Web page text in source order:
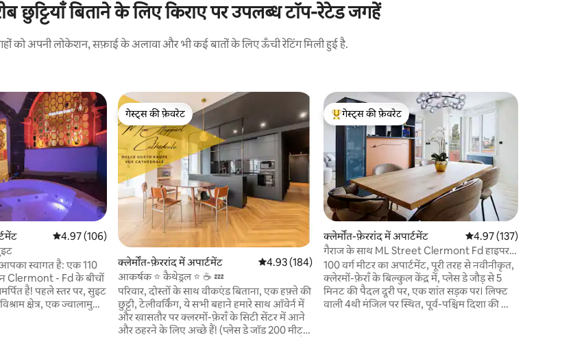
बिताने के लिए किराए पर उपलब्ध टॉप-रेटेड जगहें
को अपनी लोकेशन, सफ़ाई के अलावा और भी कई बातों के लिए ऊँची रेटिंग मिली हुई है.
औसत रेटिंग 5 में से 4.97, 106 समीक्षाएँ
4.97 (106)
स्वागत है: एक 110
Clermont - Fd के बीचों
है! पहले स्तर पर, सुइट
क्षेत्र, एक ज्वालामुखी
गेस्ट्स की फ़ेवरेट
गेस्ट्स की फ़ेवरेट
क्लेर्मोंत-फ़ेररांद में अपार्टमेंट औसत रेटिंग 5 में से 4.93, 184 समीक्षाएँ
4.93 (184)
आकर्षक ⭐ कैथेड्रल ⭐ ☕ 💤
परिवार, दोस्तों के साथ वीकएंड बिताना, एक हफ़्ते की
छुट्टी, टेलीवर्किंग, ये सभी बहाने हमारे साथ ऑवेर्न में
और खासतौर पर क्लरमों-फ़ेराँ के सिटी सेंटर में आने
और ठहरने के लिए अच्छे हैं! (प्लेस डे जॉड 200 मीटर
गेस्ट्स का टॉप फ़ेवरेट
गेस्ट्स की फ़ेवरेट
क्लेर्मोंत-फ़ेररांद में अपार्टमेंट औसत रेटिंग 5 में से 4.97,
4.97 (137)
गैराज के साथ ML Street Clermont Fd हाइपर
सेंटर
100 वर्ग मीटर का अपार्टमेंट, पूरी तरह से नवीनीकृत,
क्लेरमों-फ़ेराँ के बिल्कुल केंद्र में, प्लेस डे जौड़ से 5
मिनट की पैदल दूरी पर, एक शांत सड़क पर। लिफ्ट
वाली 4थी मंजिल पर स्थित, पूर्व-पश्चिम दिशा की ओर